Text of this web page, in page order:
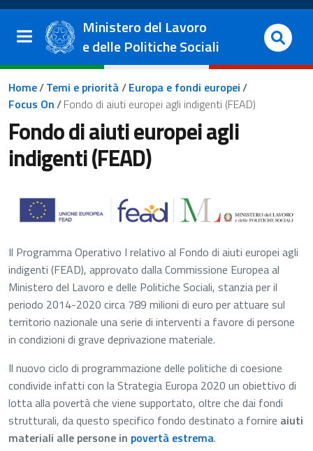
Salta al contenuto principale
Vai al footer
Ministero del Lavoro
e delle Politiche Sociali
Briciole di pane
Home/Temi e priorità/Europa e fondi europei/
Focus On/Fondo di aiuti europei agli indigenti (FEAD)
Fondo di aiuti europei agli
indigenti (FEAD)
Il Programma Operativo I relativo al Fondo di aiuti europei agli
indigenti (FEAD), approvato dalla Commissione Europea al
Ministero del Lavoro e delle Politiche Sociali, stanzia per il
periodo 2014-2020 circa 789 milioni di euro per attuare sul
territorio nazionale una serie di interventi a favore di persone
in condizioni di grave deprivazione materiale.
Il nuovo ciclo di programmazione delle politiche di coesione
condivide infatti con la Strategia Europa 2020 un obiettivo di
lotta alla povertà che viene supportato, oltre che dai fondi
strutturali, da questo specifico fondo destinato a fornire aiuti
materiali alle persone in povertà estrema.